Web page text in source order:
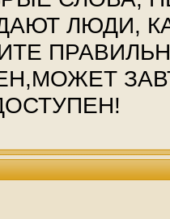
ЛЮДИ,